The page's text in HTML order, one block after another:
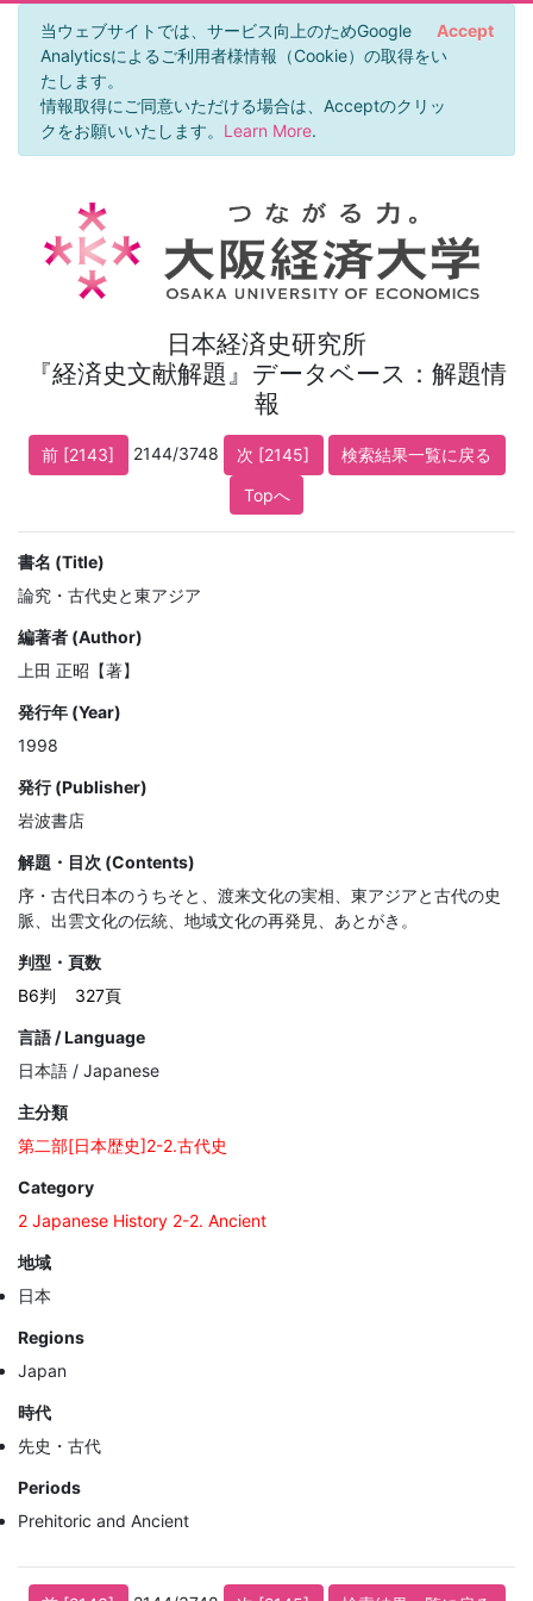
当ウェブサイトでは、サービス向上のためGoogle
Analyticsによるご利用者様情報（Cookie）の取得をい
たします。
情報取得にご同意いただける場合は、Acceptのクリッ
クをお願いいたします。 Learn More.
Accept
日本経済史研究所
『経済史文献解題』データベース：解題情
報
前 [2143] 2144/3748 次 [2145]
検索結果一覧に戻る
Topへ
書名 (Title)
論究・古代史と東アジア
編著者 (Author)
上田 正昭【著】
発行年 (Year)
1998
発行 (Publisher)
岩波書店
解題・目次 (Contents)
序・古代日本のうちそと、渡来文化の実相、東アジアと古代の史
脈、出雲文化の伝統、地域文化の再発見、あとがき。
判型・頁数
B6判
327頁
言語 / Language
日本語 / Japanese
主分類
第二部[日本歴史]2-2.古代史
Category
2 Japanese History 2-2. Ancient
地域
日本
Regions
Japan
時代
先史・古代
Periods
Prehitoric and Ancient